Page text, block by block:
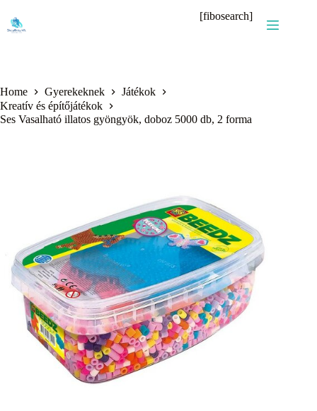
content
[fibosearch]
Home Gyerekeknek
Játékok
Kreatív és építőjátékok
Ses Vasalható illatos gyöngyök, doboz 5000 db, 2 forma